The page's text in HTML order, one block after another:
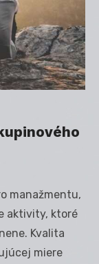
manažmentu,
aktivity, ktoré
Kvalita
miere